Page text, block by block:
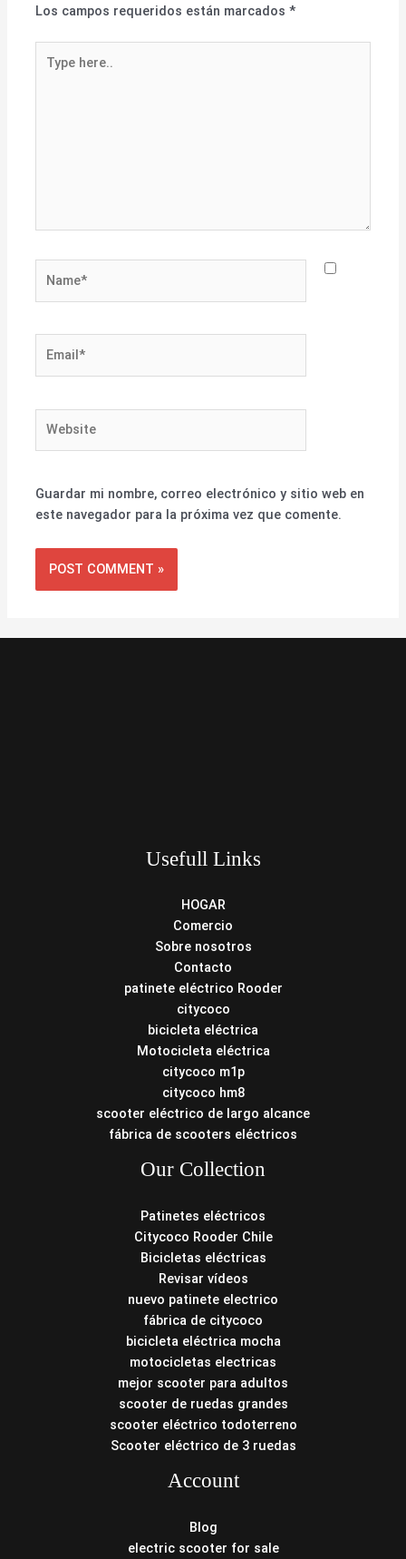
Los campos requeridos están marcados*
here..
Guardar mi nombre, correo electrónico y sitio web en
este navegador para la próxima vez que comente.
Usefull Links
HOGAR
Comercio
Sobre nosotros
Contacto
patinete eléctrico Rooder
citycoco
bicicleta eléctrica
Motocicleta eléctrica
citycoco m1p
citycoco hm8
scooter eléctrico de largo alcance
fábrica de scooters eléctricos
Our Collection
Patinetes eléctricos
Citycoco Rooder Chile
Bicicletas eléctricas
Revisar vídeos
nuevo patinete electrico
fábrica de citycoco
bicicleta eléctrica mocha
motocicletas electricas
mejor scooter para adultos
scooter de ruedas grandes
scooter eléctrico todoterreno
Scooter eléctrico de 3 ruedas
Account
Blog
electric scooter for sale